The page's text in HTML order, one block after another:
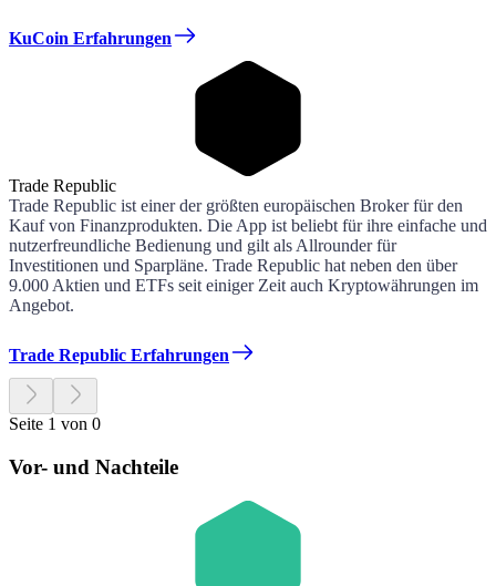
KuCoin Erfahrungen
Trade Republic
Trade Republic ist einer der größten europäischen Broker für den
Kauf von Finanzprodukten. Die App ist beliebt für ihre einfache und
nutzerfreundliche Bedienung und gilt als Allrounder für
Investitionen und Sparpläne. Trade Republic hat neben den über
9.000 Aktien und ETFs seit einiger Zeit auch Kryptowährungen im
Angebot.
Trade Republic Erfahrungen
Seite 1 von 0
Vor- und Nachteile